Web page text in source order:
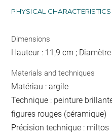
PHYSICAL CHARACTERISTICS
Dimensions
Hauteur : 11,9 cm ;
Materials and techniques
Matériau : argile
Technique : peinture
figures rouges (céramique)
Précision technique : miltos